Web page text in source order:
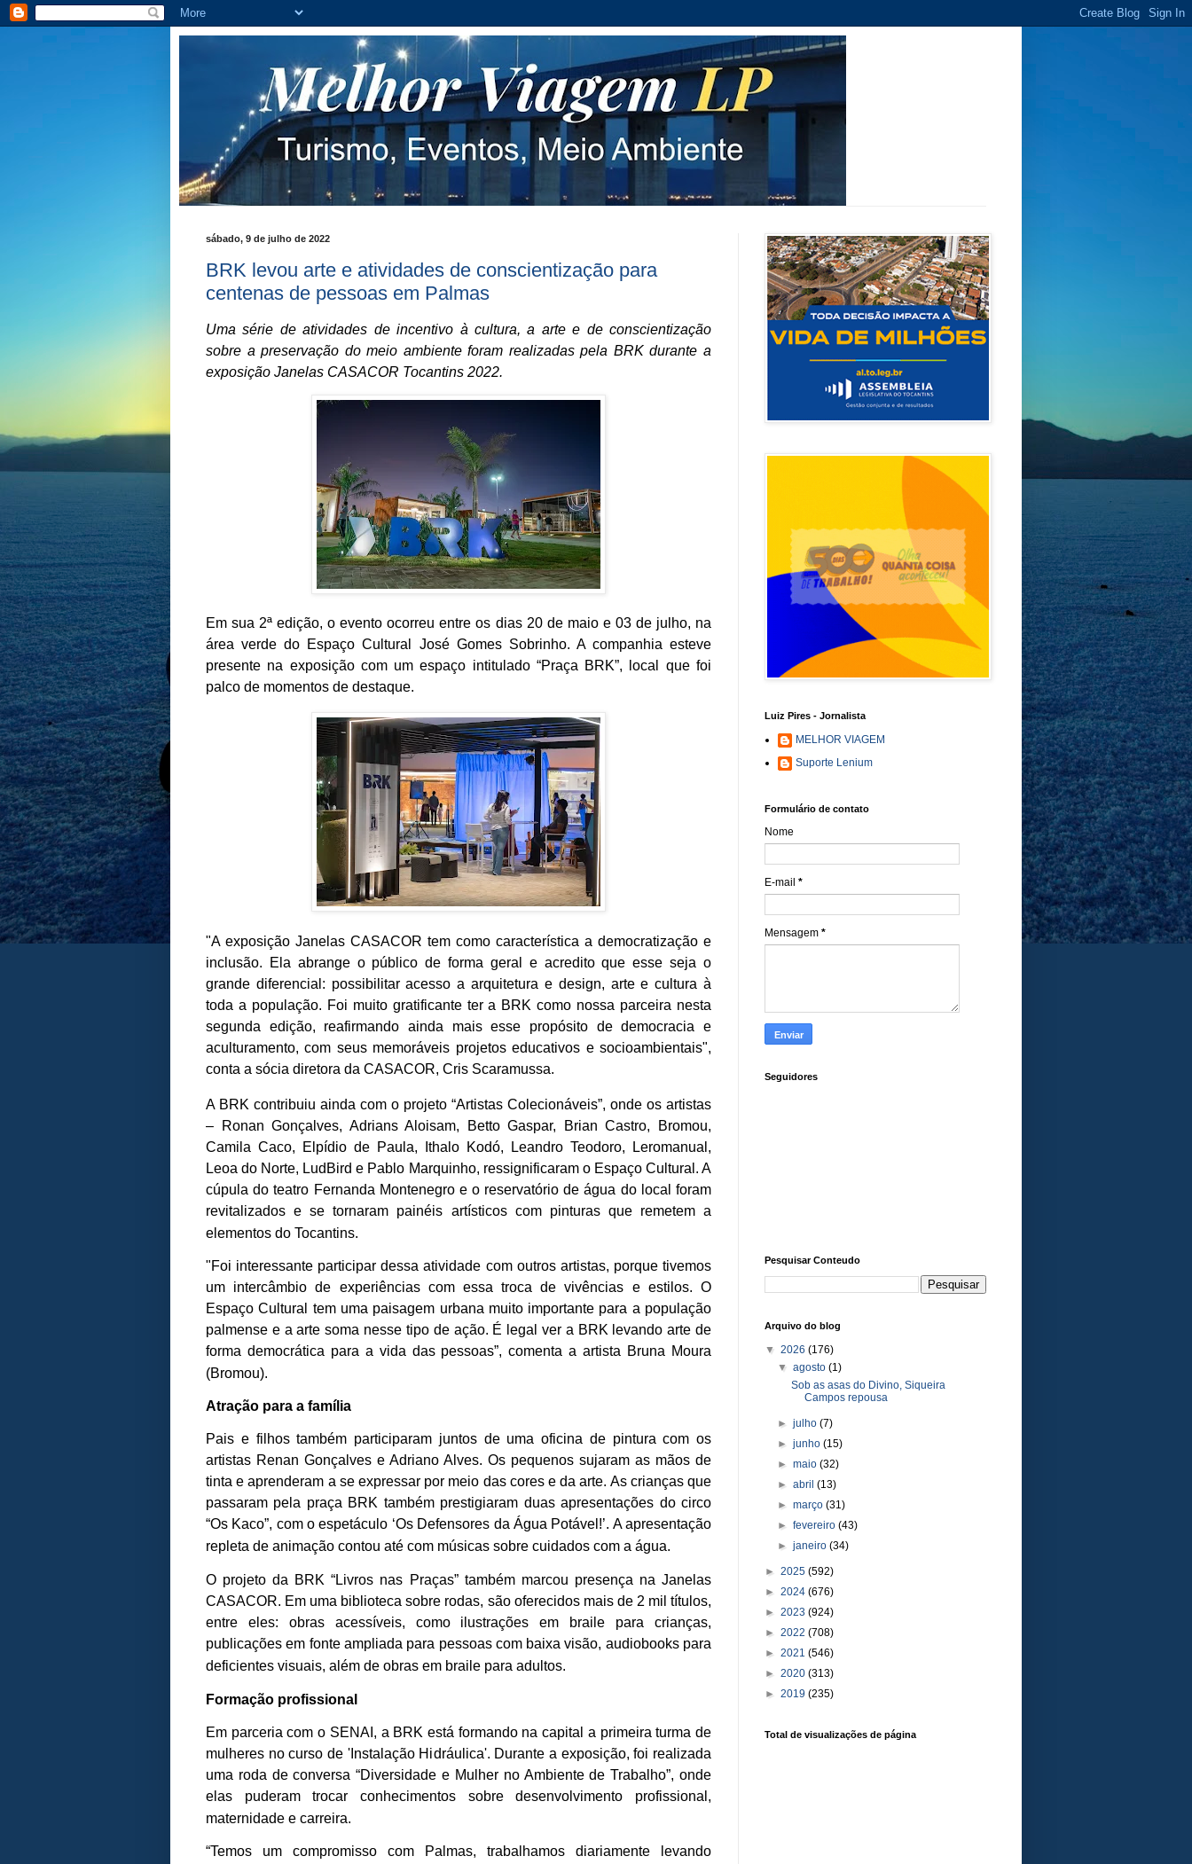
sábado, 9 de julho de 2022
BRK levou arte e atividades de conscientização para
centenas de pessoas em Palmas
Uma série de atividades de incentivo à cultura, a arte e de conscientização
sobre a preservação do meio ambiente foram realizadas pela BRK durante a
exposição Janelas CASACOR Tocantins 2022.
Em sua 2ª edição, o evento ocorreu entre os dias 20 de maio e 03 de julho, na
área verde do Espaço Cultural José Gomes Sobrinho. A companhia esteve
presente na exposição com um espaço intitulado “Praça BRK”, local que foi
palco de momentos de destaque.
"A exposição Janelas CASACOR tem como característica a democratização e
inclusão. Ela abrange o público de forma geral e acredito que esse seja o
grande diferencial: possibilitar acesso a arquitetura e design, arte e cultura à
toda a população. Foi muito gratificante ter a BRK como nossa parceira nesta
segunda edição, reafirmando ainda mais esse propósito de democracia e
aculturamento, com seus memoráveis projetos educativos e socioambientais",
conta a sócia diretora da CASACOR, Cris Scaramussa.
A BRK contribuiu ainda com o projeto “Artistas Colecionáveis”, onde os artistas
– Ronan Gonçalves, Adrians Aloisam, Betto Gaspar, Brian Castro, Bromou,
Camila Caco, Elpídio de Paula, Ithalo Kodó, Leandro Teodoro, Leromanual,
Leoa do Norte, LudBird e Pablo Marquinho, ressignificaram o Espaço Cultural. A
cúpula do teatro Fernanda Montenegro e o reservatório de água do local foram
revitalizados e se tornaram painéis artísticos com pinturas que remetem a
elementos do Tocantins.
"Foi interessante participar dessa atividade com outros artistas, porque tivemos
um intercâmbio de experiências com essa troca de vivências e estilos. O
Espaço Cultural tem uma paisagem urbana muito importante para a população
palmense e a arte soma nesse tipo de ação. É legal ver a BRK levando arte de
forma democrática para a vida das pessoas”, comenta a artista Bruna Moura
(Bromou).
Atração para a família
Pais e filhos também participaram juntos de uma oficina de pintura com os
artistas Renan Gonçalves e Adriano Alves. Os pequenos sujaram as mãos de
tinta e aprenderam a se expressar por meio das cores e da arte. As crianças que
passaram pela praça BRK também prestigiaram duas apresentações do circo
“Os Kaco”, com o espetáculo ‘Os Defensores da Água Potável!’. A apresentação
repleta de animação contou até com músicas sobre cuidados com a água.
O projeto da BRK “Livros nas Praças” também marcou presença na Janelas
CASACOR. Em uma biblioteca sobre rodas, são oferecidos mais de 2 mil títulos,
entre eles: obras acessíveis, como ilustrações em braile para crianças,
publicações em fonte ampliada para pessoas com baixa visão, audiobooks para
deficientes visuais, além de obras em braile para adultos.
Formação profissional
Em parceria com o SENAI, a BRK está formando na capital a primeira turma de
mulheres no curso de 'Instalação Hidráulica'. Durante a exposição, foi realizada
uma roda de conversa “Diversidade e Mulher no Ambiente de Trabalho”, onde
elas puderam trocar conhecimentos sobre desenvolvimento profissional,
maternidade e carreira.
“Temos um compromisso com Palmas, trabalhamos diariamente levando
Luiz Pires - Jornalista
MELHOR VIAGEM
Suporte Lenium
Formulário de contato
Nome
E-mail *
Mensagem *
Seguidores
Pesquisar Conteudo
Arquivo do blog
▼ 2026 (176)
▼agosto(1)
Sob as asas do Divino, Siqueira
Campos repousa
►julho(7)
►junho(15)
►maio(32)
►abril(13)
►março(31)
►fevereiro(43)
►janeiro(34)
► 2025 (592)
► 2024 (676)
► 2023 (924)
► 2022 (708)
► 2021 (546)
► 2020 (313)
► 2019 (235)
Total de visualizações de página